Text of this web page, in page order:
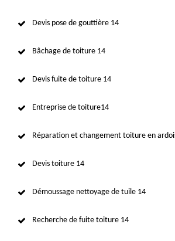
Devis pose de gouttière 14
Bâchage de toiture 14
Devis fuite de toiture 14
Entreprise de toiture14
Réparation et changement toiture en
Devis toiture 14
Démoussage nettoyage de tuile 14
Recherche de fuite toiture 14